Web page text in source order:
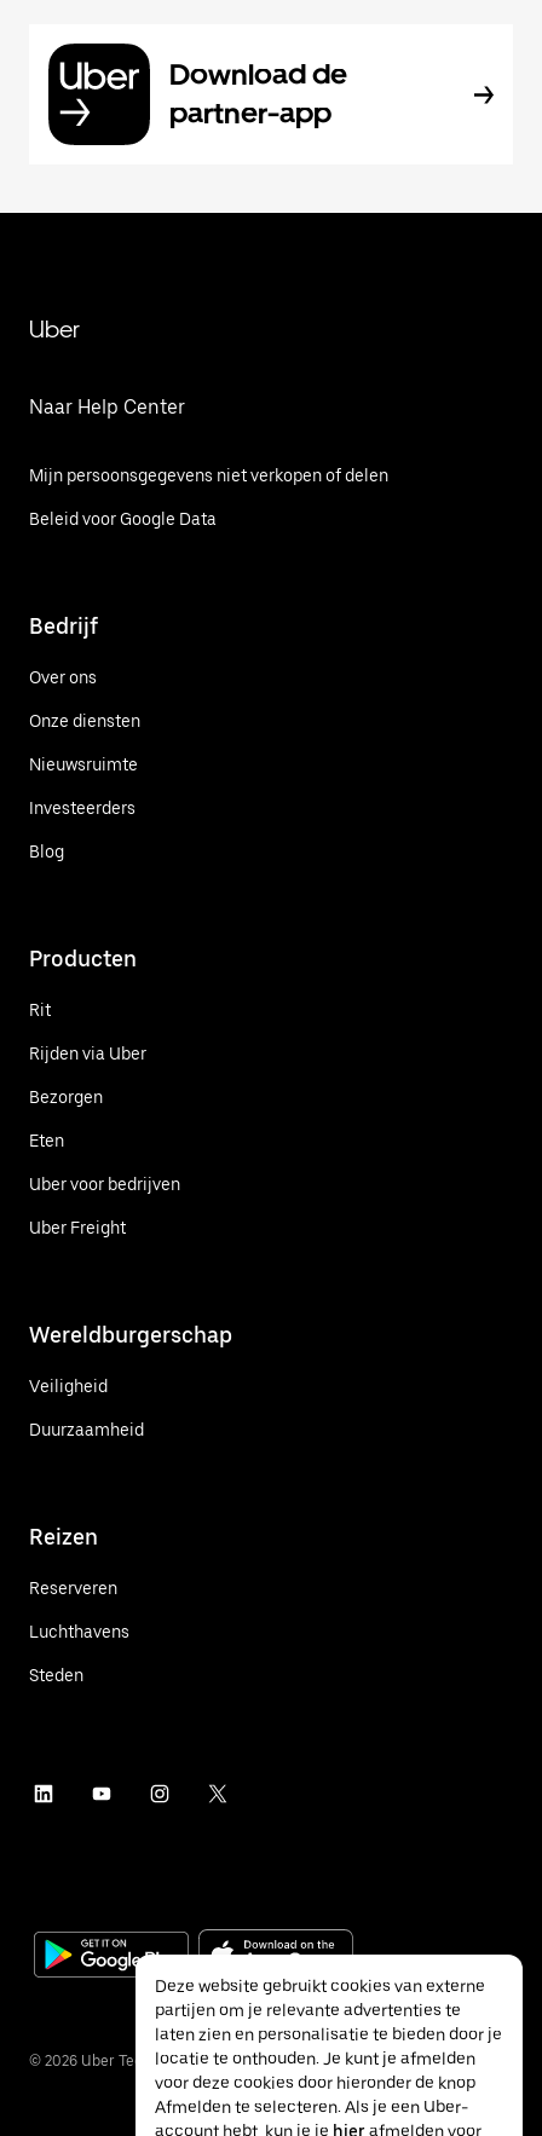
Download de
partner-app
Uber
Naar Help Center
Mijn persoonsgegevens niet verkopen of delen
Beleid voor Google Data
Bedrijf
Over ons
Onze diensten
Nieuwsruimte
Investeerders
Blog
Producten
Rit
Rijden via Uber
Bezorgen
Eten
Uber voor bedrijven
Uber Freight
Wereldburgerschap
Veiligheid
Duurzaamheid
Reizen
Reserveren
Luchthavens
Steden
© 2026 Uber Technologies Inc.
Deze website gebruikt cookies van externe
partijen om je relevante advertenties te
laten zien en personalisatie te bieden door je
locatie te onthouden. Je kunt je afmelden
voor deze cookies door hieronder de knop
Afmelden te selecteren. Als je een Uber-
account hebt, kun je je hierafmelden voor